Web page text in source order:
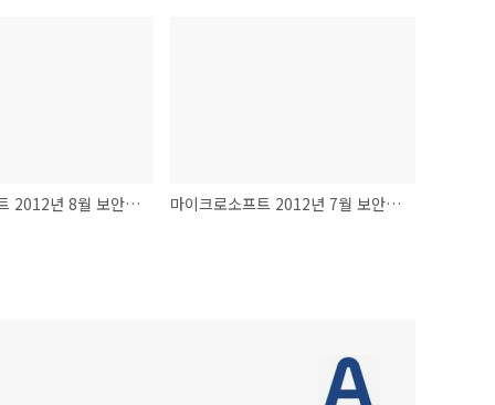
마이크로소프트 2012년 8월 보안 패치 배포 마이크로소프트 2012년 7월 보안 패치 배포